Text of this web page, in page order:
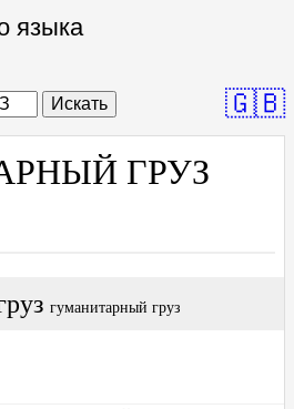
языка
Искать 🇬🇧
ГРУЗ
гуманитарный груз